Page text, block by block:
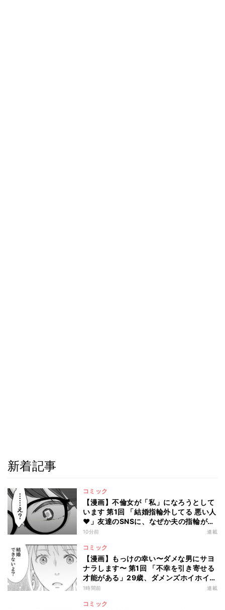
新着記事
コミック
【漫画】不倫女が「私」になろうとして
います 第1回 「結婚指輪外してる 悪い人
♥」友達のSNSに、なぜか夫の指輪が…
10分前 連載
コミック
【漫画】もっけの幸い〜ダメな男にサヨ
ナラします〜 第1回 「不幸を引き寄せる
才能がある」29歳、ダメンズホイホイを
卒業した私のはずが…
1時間前 連載
コミック